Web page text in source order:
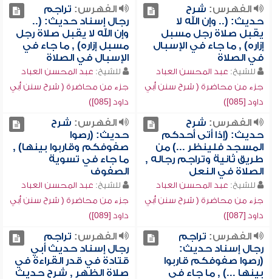
الفهرس: شرح
حديث: (.. وإن الله لا
يقبل صلاة رجل مسبل
إزاره) , ما جاء في الإسبال
في الصلاة
للشيخ: عبد المحسن العباد
جزء من محاضرة ( شرح سنن أبي
داود [085])
الفهرس: تراجم
رجال إسناد حديث: (..
وإن الله لا يقبل صلاة رجل
مسبل إزاره) , ما جاء في
الإسبال في الصلاة
للشيخ: عبد المحسن العباد
جزء من محاضرة ( شرح سنن أبي
داود [085])
الفهرس: شرح
حديث: (إذا أتى أحدكم
المسجد فلينظر ...) من
طريق ثانية وتراجم رجاله ,
الصلاة في النعل
للشيخ: عبد المحسن العباد
جزء من محاضرة ( شرح سنن أبي
داود [087])
الفهرس: شرح
حديث: (رصوا
صفوفكم وقاربوا بينها) ,
ما جاء في تسوية
الصفوف
للشيخ: عبد المحسن العباد
جزء من محاضرة ( شرح سنن أبي
داود [089])
الفهرس: تراجم
رجال إسناد حديث:
(رصوا صفوفكم قاربوا
بينها ...) , ما جاء في
الفهرس: تراجم
رجال إسناد حديث أبي
قتادة في قدر القراءة في
صلاة الظهر , شرح حديث